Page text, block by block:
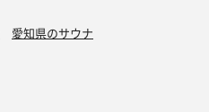
愛知県のサウナ